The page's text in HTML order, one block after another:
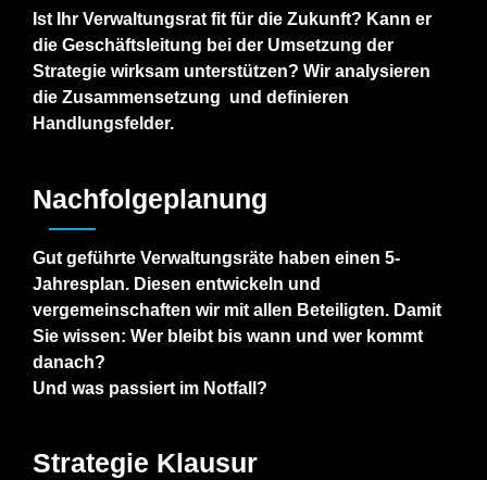
Ist Ihr Verwaltungsrat fit für die Zukunft? Kann er
die Geschäftsleitung bei der Umsetzung der
Strategie wirksam unterstützen? Wir analysieren
die Zusammensetzung und definieren
Handlungsfelder.
Nachfolgeplanung
Gut geführte Verwaltungsräte haben einen 5-
Jahresplan. Diesen entwickeln und
vergemeinschaften wir mit allen Beteiligten. Damit
Sie wissen: Wer bleibt bis wann und wer kommt
danach?
Und was passiert im Notfall?
Strategie Klausur